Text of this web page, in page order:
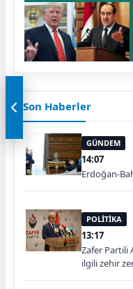
Son Haberler
GÜNDEM
14:07
Erdoğan-
POLİTİKA
13:17
Zafer Partili
ilgili zehir